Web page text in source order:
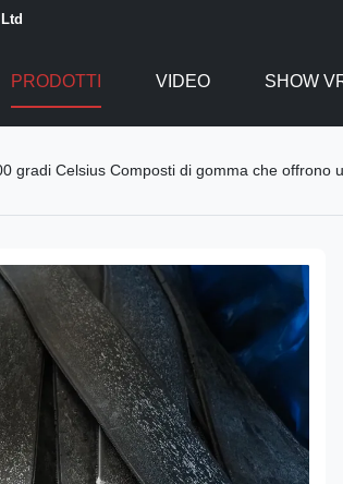
PRODOTTI VIDEO SHOW
gradi Celsius Composti di gomma che